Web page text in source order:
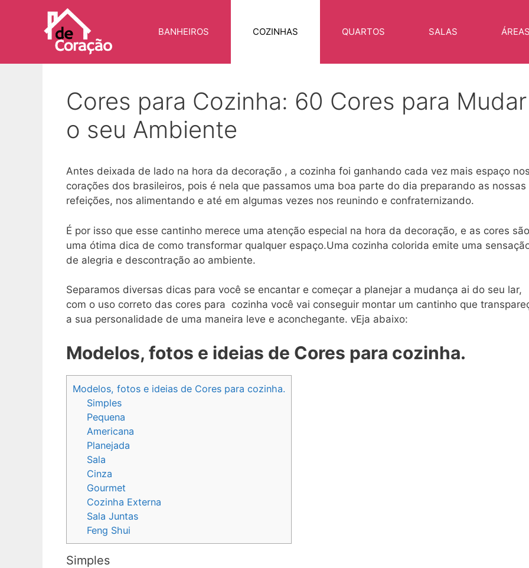
BANHEIROS COZINHAS QUARTOS SALAS
Cores para Cozinha: 60 Cores para Mudar
o seu Ambiente
Antes deixada de lado na hora da decoração , a cozinha foi ganhando cada vez mais espaço
corações dos brasileiros, pois é nela que passamos uma boa parte do dia preparando as nossas
refeições, nos alimentando e até em algumas vezes nos reunindo e confraternizando.
É por isso que esse cantinho merece uma atenção especial na hora da decoração, e as cores são
uma ótima dica de como transformar qualquer espaço.Uma cozinha colorida emite uma
de alegria e descontração ao ambiente.
Separamos diversas dicas para você se encantar e começar a planejar a mudança ai do seu lar,
com o uso correto das cores para cozinha você vai conseguir montar um cantinho que
a sua personalidade de uma maneira leve e aconchegante. vEja abaixo:
Modelos, fotos e ideias de Cores para cozinha.
Modelos, fotos e ideias de Cores para cozinha.
Simples
Pequena
Americana
Planejada
Sala
Cinza
Gourmet
Cozinha Externa
Sala Juntas
Feng Shui
Simples